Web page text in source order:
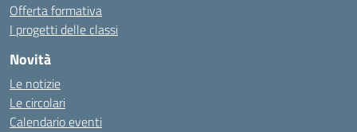
Offerta formativa
I progetti delle classi
Novità
Le notizie
Le circolari
Calendario eventi